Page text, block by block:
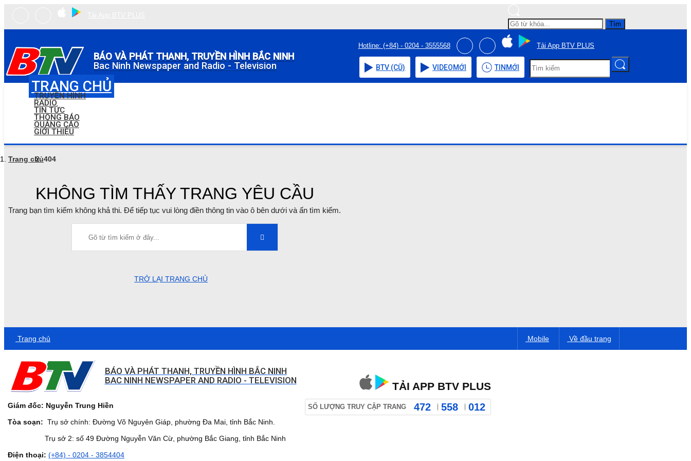
Tìm
BÁO VÀ PHÁT THANH, TRUYỀN HÌNH BẮC NINH
Bac Ninh Newspaper and Radio - Television
Hotline: (+84) - 0204 - 3555568 Tải App BTV PLUS
BTV (CŨ) VIDEOMỚI TIN MỚI
TRANG CHỦ
TRUYỀN HÌNH
RADIO
TIN TỨC
THÔNG BÁO
QUẢNG CÁO
GIỚI THIỆU
Trang chủ404
KHÔNG TÌM THẤY TRANG YÊU CẦU
Trang bạn tìm kiếm không khả thi. Để tiếp tục vui lòng điền thông tin vào ô bên dưới và ấn tìm kiếm.
TRỞ LẠI TRANG CHỦ
Trang chủ Mobile Về đầu trang
BÁO VÀ PHÁT THANH, TRUYỀN HÌNH BẮC NINH
BAC NINH NEWSPAPER AND RADIO - TELEVISION
Giám đốc: Nguyễn Trung Hiền
Tòa soạn: Trụ sở chính: Đường Võ Nguyên Giáp, phường Đa Mai, tỉnh Bắc Ninh.
Trụ sở 2: số 49 Đường Nguyễn Văn Cừ, phường Bắc Giang, tỉnh Bắc Ninh
Điện thoại: (+84) - 0204 - 3854404
TẢI APP BTV PLUS
472 558 012
SỐ LƯỢNG TRUY CẬP TRANG